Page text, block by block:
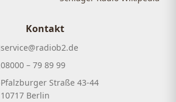
Kontakt
service@radiob2.de
08000 – 79 89 99
Pfalzburger Straße 43-44
10717 Berlin